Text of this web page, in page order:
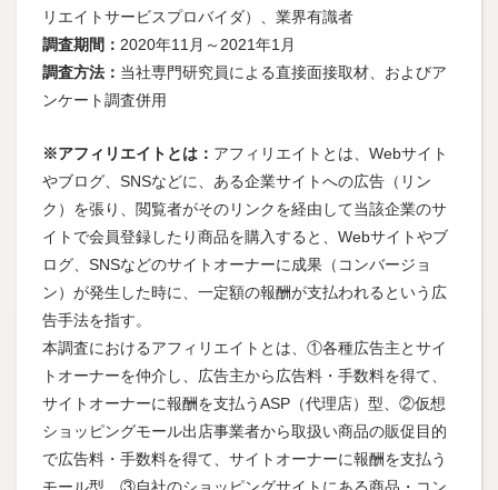
リエイトサービスプロバイダ）、業界有識者
調査期間： 2020年11月～2021年1月
調査方法： 当社専門研究員による直接面接取材、およびア
ンケート調査併用
※アフィリエイトとは： アフィリエイトとは、Webサイト
やブログ、SNSなどに、ある企業サイトへの広告（リン
ク）を張り、閲覧者がそのリンクを経由して当該企業のサ
イトで会員登録したり商品を購入すると、Webサイトやブ
ログ、SNSなどのサイトオーナーに成果（コンバージョ
ン）が発生した時に、一定額の報酬が支払われるという広
告手法を指す。
本調査におけるアフィリエイトとは、①各種広告主とサイ
トオーナーを仲介し、広告主から広告料・手数料を得て、
サイトオーナーに報酬を支払うASP（代理店）型、②仮想
ショッピングモール出店事業者から取扱い商品の販促目的
で広告料・手数料を得て、サイトオーナーに報酬を支払う